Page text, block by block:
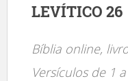
LEVÍTICO 26
Bíblia online,
Versículos de 1